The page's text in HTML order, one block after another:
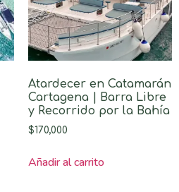
Atardecer en Catamarán
Cartagena | Barra Libre
y Recorrido por la Bahía
$170,000
Añadir al carrito